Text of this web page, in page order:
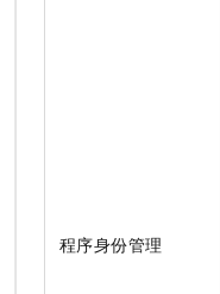
程序身份管理